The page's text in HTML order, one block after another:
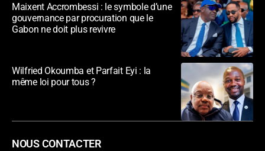
Maixent Accrombessi : le symbole d’une
gouvernance par procuration que le
Gabon ne doit plus revivre
Wilfried Okoumba et Parfait Eyi : la
même loi pour tous ?
NOUS CONTACTER